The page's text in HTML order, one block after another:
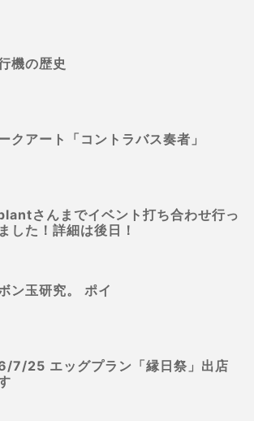
機の歴史
クアート「コントラバス奏者」
さんまでイベント打ち合わせ行っ
した！詳細は後日！
ン玉研究。 ポイ
7/25 エッグプラン「縁日祭」出店